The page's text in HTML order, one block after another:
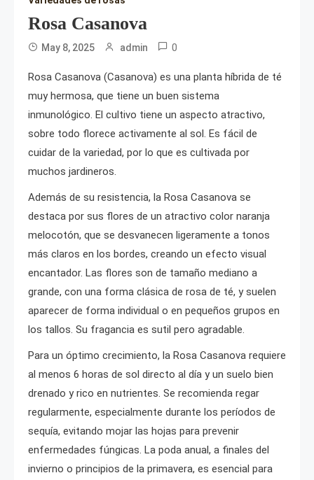
Rosa Casanova
May 8, 2025 admin 0
Rosa Casanova (Casanova) es una planta híbrida de té
muy hermosa, que tiene un buen sistema
inmunológico. El cultivo tiene un aspecto atractivo,
sobre todo florece activamente al sol. Es fácil de
cuidar de la variedad, por lo que es cultivada por
muchos jardineros.
Además de su resistencia, la Rosa Casanova se
destaca por sus flores de un atractivo color naranja
melocotón, que se desvanecen ligeramente a tonos
más claros en los bordes, creando un efecto visual
encantador. Las flores son de tamaño mediano a
grande, con una forma clásica de rosa de té, y suelen
aparecer de forma individual o en pequeños grupos en
los tallos. Su fragancia es sutil pero agradable.
Para un óptimo crecimiento, la Rosa Casanova requiere
al menos 6 horas de sol directo al día y un suelo bien
drenado y rico en nutrientes. Se recomienda regar
regularmente, especialmente durante los períodos de
sequía, evitando mojar las hojas para prevenir
enfermedades fúngicas. La poda anual, a finales del
invierno o principios de la primavera, es esencial para